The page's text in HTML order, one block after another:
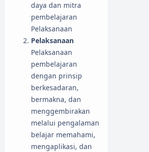
daya dan mitra
pembelajaran
Pelaksanaan
Pelaksanaan
Pelaksanaan
pembelajaran
dengan prinsip
berkesadaran,
bermakna, dan
menggembirakan
melalui pengalaman
belajar memahami,
mengaplikasi, dan